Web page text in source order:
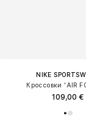
NIKE
Кроссовки 'AIR
109,00 €